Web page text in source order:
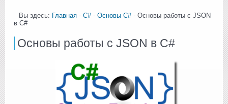
Вы здесь: Главная - C#- Основы C#- Основы работы с JSON
в C#
Основы работы с JSON в C#